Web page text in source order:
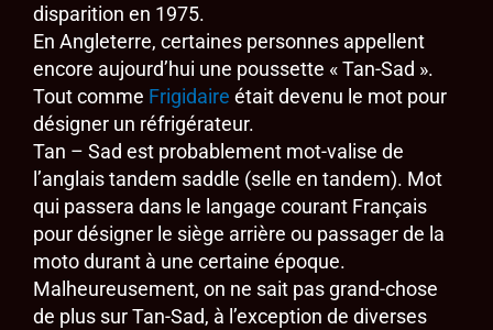
disparition en 1975.
En Angleterre, certaines personnes appellent
encore aujourd’hui une poussette « Tan-Sad ».
Tout comme Frigidaire était devenu le mot pour
désigner un réfrigérateur.
Tan – Sad est probablement mot-valise de
l’anglais tandem saddle (selle en tandem). Mot
qui passera dans le langage courant Français
pour désigner le siège arrière ou passager de la
moto durant à une certaine époque.
Malheureusement, on ne sait pas grand-chose
de plus sur Tan-Sad, à l’exception de diverses